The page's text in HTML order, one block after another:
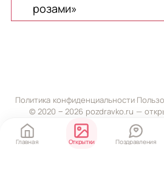
розами»
Политика конфиденциальности
© 2020 ‒ 2026 pozdravko.ru —
Главная Открытки Поздравления